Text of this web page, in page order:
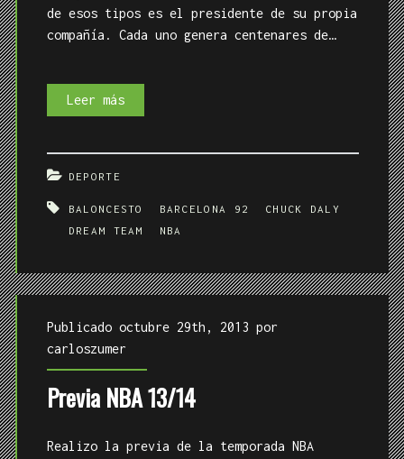
QUIÉN
de esos tipos es el presidente de su propia
compañía. Cada uno genera centenares de…
Leer másCorporativismo
DEPORTE
BALONCESTO BARCELONA 92
CHUCK DALY
DREAM TEAM
NBA
Publicado octubre 29th, 2013 por
carloszumer
Previa NBA 13/14
Realizo la previa de la temporada NBA